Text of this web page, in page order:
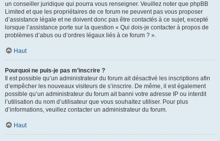
un conseiller juridique qui pourra vous renseigner. Veuillez noter que phpBB
Limited et que les propriétaires de ce forum ne peuvent pas vous proposer
d’assistance légale et ne doivent donc pas être contactés à ce sujet, excepté
lorsque l’assistance porte sur la question « Qui dois-je contacter à propos de
problèmes d’abus ou d’ordres légaux liés à ce forum ? ».
Haut
Pourquoi ne puis-je pas m’inscrire ?
Il est possible qu’un administrateur du forum ait désactivé les inscriptions afin
d’empêcher les nouveaux visiteurs de s’inscrire. De même, il est également
possible qu’un administrateur du forum ait banni votre adresse IP ou interdit
l’utilisation du nom d’utilisateur que vous souhaitez utiliser. Pour plus
d’informations, veuillez contacter un administrateur du forum.
Haut